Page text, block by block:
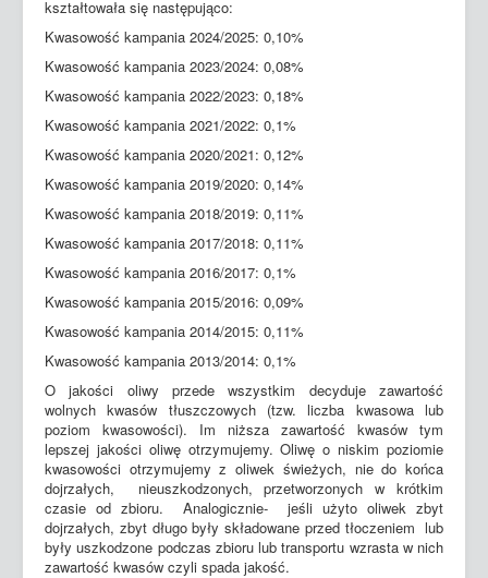
kształtowała się następująco:
Kwasowość kampania 2024/2025: 0,10%
Kwasowość kampania 2023/2024: 0,08%
Kwasowość kampania 2022/2023: 0,18%
Kwasowość kampania 2021/2022: 0,1%
Kwasowość kampania 2020/2021: 0,12%
Kwasowość kampania 2019/2020: 0,14%
Kwasowość kampania 2018/2019: 0,11%
Kwasowość kampania 2017/2018: 0,11%
Kwasowość kampania 2016/2017: 0,1%
Kwasowość kampania 2015/2016: 0,09%
Kwasowość kampania 2014/2015: 0,11%
Kwasowość kampania 2013/2014: 0,1%
O jakości oliwy przede wszystkim decyduje zawartość
wolnych kwasów tłuszczowych (tzw. liczba kwasowa lub
poziom kwasowości). Im niższa zawartość kwasów tym
lepszej jakości oliwę otrzymujemy. Oliwę o niskim poziomie
kwasowości otrzymujemy z oliwek świeżych, nie do końca
dojrzałych, nieuszkodzonych, przetworzonych w krótkim
czasie od zbioru. Analogicznie- jeśli użyto oliwek zbyt
dojrzałych, zbyt długo były składowane przed tłoczeniem lub
były uszkodzone podczas zbioru lub transportu wzrasta w nich
zawartość kwasów czyli spada jakość.